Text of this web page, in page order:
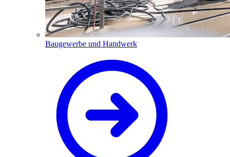
Baugewerbe und Handwerk